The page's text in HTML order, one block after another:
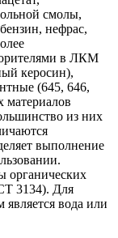
смолы,
нефрас,
в ЛКМ
керосин),
(645, 646,
материалов
из них
выполнение
органических
3134). Для
вода или